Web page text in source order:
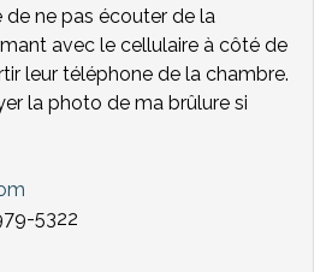
ne pas écouter de la
avec le cellulaire à côté de
leur téléphone de la chambre.
la photo de ma brûlure si
5322